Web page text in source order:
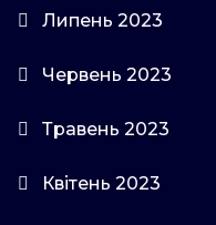
Липень 2023
Червень 2023
Травень 2023
Квітень 2023